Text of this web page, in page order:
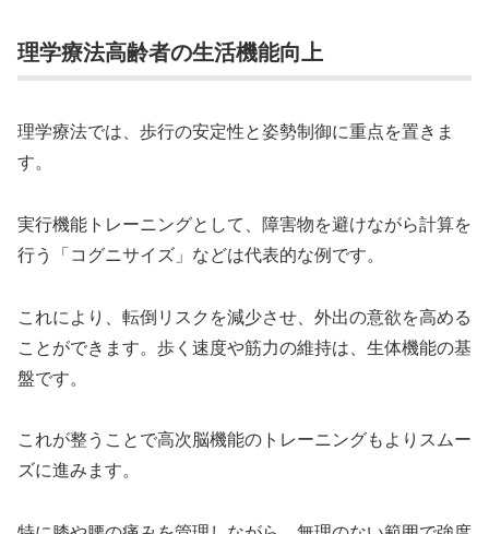
理学療法高齢者の生活機能向上
理学療法では、歩行の安定性と姿勢制御に重点を置きま
す。
実行機能トレーニングとして、障害物を避けながら計算を
行う「コグニサイズ」などは代表的な例です。
これにより、転倒リスクを減少させ、外出の意欲を高める
ことができます。歩く速度や筋力の維持は、生体機能の基
盤です。
これが整うことで高次脳機能のトレーニングもよりスムー
ズに進みます。